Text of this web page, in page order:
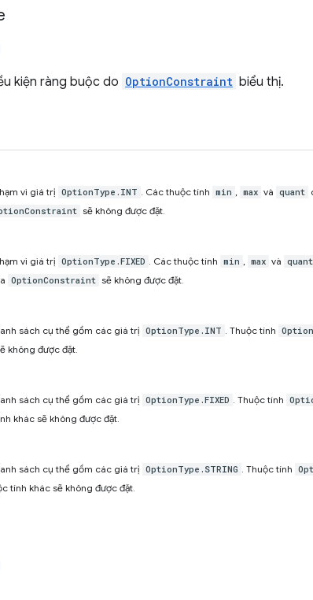
kiện ràng buộc do OptionConstraint biểu thị.
vi giá trị OptionType.INT . Các thuộc tính min , max và quant
sẽ không được đặt.
vi giá trị OptionType.FIXED . Các thuộc tính min , max và quant
OptionConstraint sẽ không được đặt.
sách cụ thể gồm các giá trị OptionType.INT . Thuộc tính
không được đặt.
sách cụ thể gồm các giá trị OptionType.FIXED . Thuộc tính
khác sẽ không được đặt.
sách cụ thể gồm các giá trị OptionType.STRING . Thuộc tính
tính khác sẽ không được đặt.